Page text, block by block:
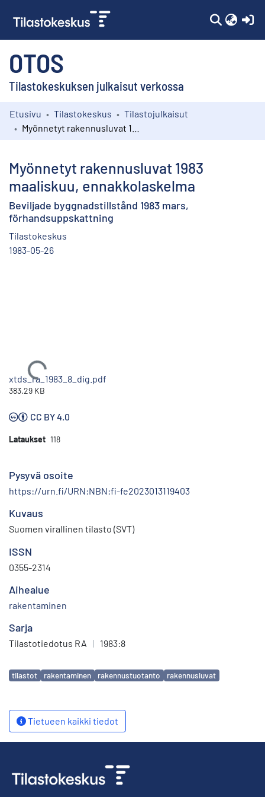
OTOS
Tilastokeskuksen julkaisut verkossa
Kokoelmat
Etusivu Tilastokeskus
Tilastojulkaisut
Myönnetyt rakennusluvat 1983
maaliskuu, ennakkolaskelma
Beviljade byggnadstillstånd 1983 mars,
förhandsuppskattning
Tilastokeskus
1983-05-26
Ladataan...
xtds_ra_1983_8_dig.pdf
383.29 KB
CC BY 4.0
Lataukset 118
Pysyvä osoite
https://urn.fi/URN:NBN:fi-fe2023013119403
Kuvaus
Suomen virallinen tilasto (SVT)
ISSN
0355-2314
Aihealue
rakentaminen
Sarja
Tilastotiedotus RA | 1983:8
Avainsanat
tilastot rakentaminen rakennustuotanto rakennusluvat
Tietueen kaikki tiedot